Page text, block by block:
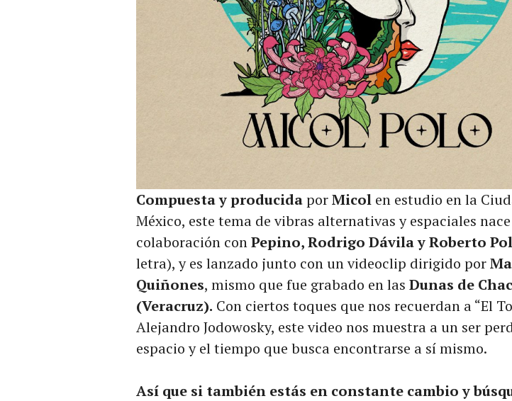
Compuesta y producidaporMicol en estudio en la
México, este tema de vibras alternativas y espaciales
colaboración conPepino, Rodrigo Dávila y Roberto
letra), y es lanzado junto con un videoclip dirigido por
Quiñones, mismo que fue grabado en las Dunas de
(Veracruz). Con ciertos toques que nos recuerdan a “El
Alejandro Jodowosky, este video nos muestra a un ser
espacio y el tiempo que busca encontrarse a sí mismo.
Así que si también estás en constante cambio y